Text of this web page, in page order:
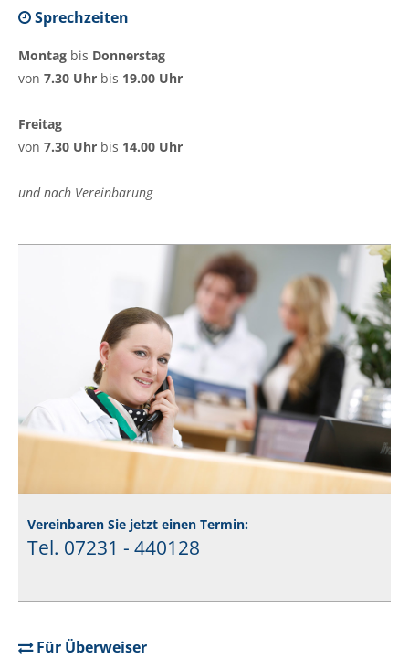
Sprechzeiten
Montag bis Donnerstag
von 7.30 Uhr bis 19.00 Uhr
Freitag
von 7.30 Uhr bis 14.00 Uhr
und nach Vereinbarung
Vereinbaren Sie jetzt einen Termin:
Tel. 07231 - 440128
Für Überweiser